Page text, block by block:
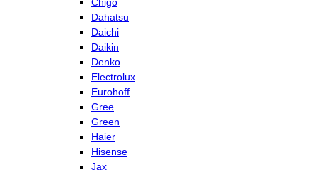
Chigo
Dahatsu
Daichi
Daikin
Denko
Electrolux
Eurohoff
Gree
Green
Haier
Hisense
Jax